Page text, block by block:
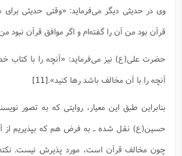
وی در حدیثی دیگر می‌فرماید: «وقتی حدیثی برای
قرآن بود من آن را گفته‌ام و اگر موافق قرآن نبود
حضرت علی(ع) نیز می‌فرماید: «آنچه را با کتاب
آنچه را با آن مخالف باشد رها کنید».[11]
بنابراین طبق این معیار، روایتی که به تصور
حسین(ع) نقل شده ـ به فرض هم که بپذیریم از
چون مخالف قرآن است، مورد پذیرش نیست. نکته